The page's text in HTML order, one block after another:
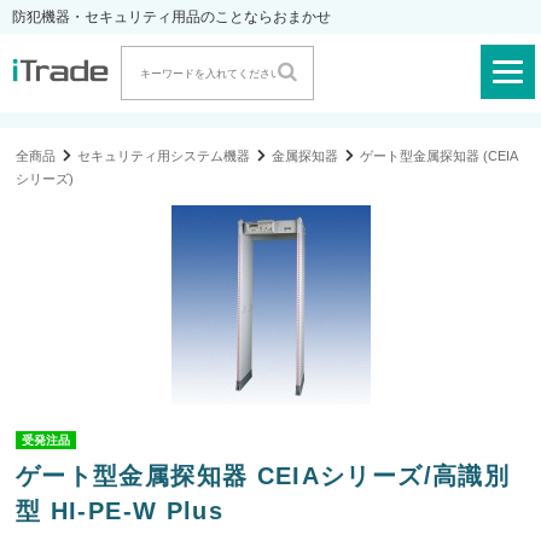
防犯機器・セキュリティ用品のことならおまかせ
全商品 セキュリティ用システム機器 金属探知器
ゲート型金属探知器 (CEIA
シリーズ)
受発注品
ゲート型金属探知器 CEIAシリーズ/高識別
型 HI-PE-W Plus